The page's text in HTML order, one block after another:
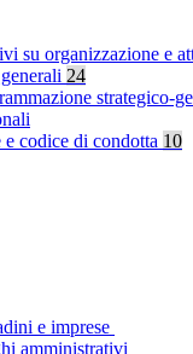
su organizzazione e
24
strategico-
codice di condotta 10
e imprese
amministrativi